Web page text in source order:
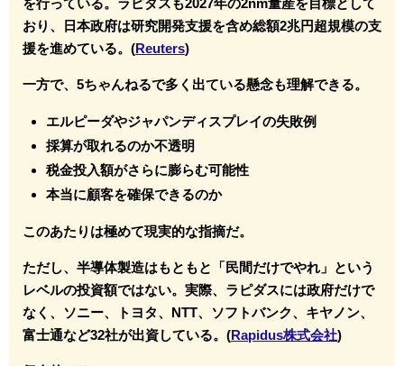
おり、日本政府は研究開発支援を含め総額2兆円超規模の支
援を進めている。(Reuters)
一方で、5ちゃんねるで多く出ている懸念も理解できる。
エルピーダやジャパンディスプレイの失敗例
採算が取れるのか不透明
税金投入額がさらに膨らむ可能性
本当に顧客を確保できるのか
このあたりは極めて現実的な指摘だ。
ただし、半導体製造はもともと「民間だけでやれ」という
レベルの投資額ではない。実際、ラピダスには政府だけで
なく、ソニー、トヨタ、NTT、ソフトバンク、キヤノン、
富士通など32社が出資している。(Rapidus株式会社)